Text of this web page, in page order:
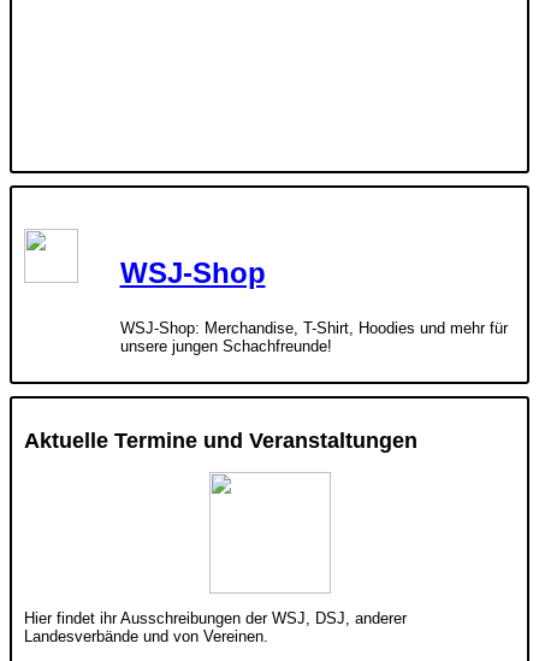
WSJ-Shop
WSJ-Shop: Merchandise, T-Shirt, Hoodies und mehr für
unsere jungen Schachfreunde!
Aktuelle Termine und Veranstaltungen
Hier findet ihr Ausschreibungen der WSJ, DSJ, anderer
Landesverbände und von Vereinen.